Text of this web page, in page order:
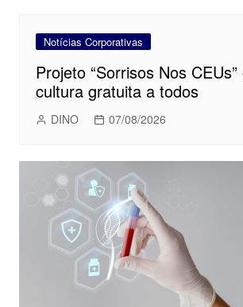
Notícias Corporativas
Projeto “Sorrisos Nos
cultura gratuita a todos
DINO 07/08/2026